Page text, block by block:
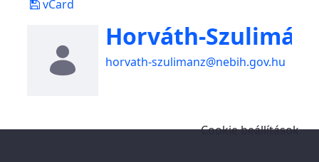
vCard
Horváth-Szulimán
horvath-szulimanz@nebih.gov.hu
Cookie beállítások